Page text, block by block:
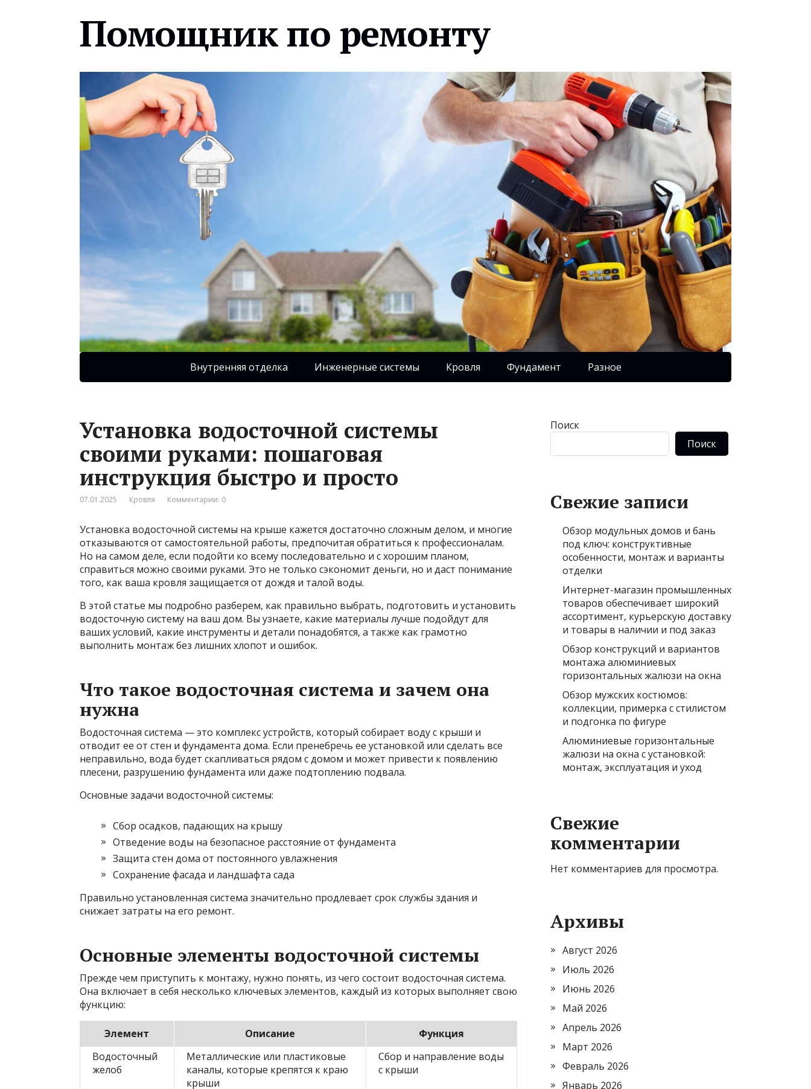
Помощник по ремонту
Внутренняя отделка Инженерные системы Кровля Фундамент Разное
Установка водосточной системы
своими руками: пошаговая
инструкция быстро и просто
07.01.2025 Кровля Комментарии: 0
Установка водосточной системы на крыше кажется достаточно сложным делом, и многие
отказываются от самостоятельной работы, предпочитая обратиться к профессионалам.
Но на самом деле, если подойти ко всему последовательно и с хорошим планом,
справиться можно своими руками. Это не только сэкономит деньги, но и даст понимание
того, как ваша кровля защищается от дождя и талой воды.
В этой статье мы подробно разберем, как правильно выбрать, подготовить и установить
водосточную систему на ваш дом. Вы узнаете, какие материалы лучше подойдут для
ваших условий, какие инструменты и детали понадобятся, а также как грамотно
выполнить монтаж без лишних хлопот и ошибок.
Что такое водосточная система и зачем она
нужна
Водосточная система — это комплекс устройств, который собирает воду с крыши и
отводит ее от стен и фундамента дома. Если пренебречь ее установкой или сделать все
неправильно, вода будет скапливаться рядом с домом и может привести к появлению
плесени, разрушению фундамента или даже подтоплению подвала.
Основные задачи водосточной системы:
Сбор осадков, падающих на крышу
Отведение воды на безопасное расстояние от фундамента
Защита стен дома от постоянного увлажнения
Сохранение фасада и ландшафта сада
Правильно установленная система значительно продлевает срок службы здания и
снижает затраты на его ремонт.
Основные элементы водосточной системы
Прежде чем приступить к монтажу, нужно понять, из чего состоит водосточная система.
Она включает в себя несколько ключевых элементов, каждый из которых выполняет свою
функцию:
Элемент Описание
Функция
Водосточный
желоб
Металлические или пластиковые
каналы, которые крепятся к краю
крыши
Сбор и направление воды
с крыши
Поиск
Поиск
Свежие записи
Обзор модульных домов и бань
под ключ: конструктивные
особенности, монтаж и варианты
отделки
Интернет-магазин промышленных
товаров обеспечивает широкий
ассортимент, курьерскую доставку
и товары в наличии и под заказ
Обзор конструкций и вариантов
монтажа алюминиевых
горизонтальных жалюзи на окна
Обзор мужских костюмов:
коллекции, примерка с стилистом
и подгонка по фигуре
Алюминиевые горизонтальные
жалюзи на окна с установкой:
монтаж, эксплуатация и уход
Свежие
комментарии
Нет комментариев для просмотра.
Архивы
Август 2026
Июль 2026
Июнь 2026
Май 2026
Апрель 2026
Март 2026
Февраль 2026
Январь 2026